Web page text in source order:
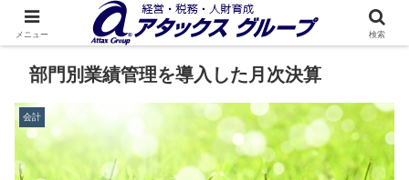
部門別業績管理を導入した月次決算
会計
メニュー 検索